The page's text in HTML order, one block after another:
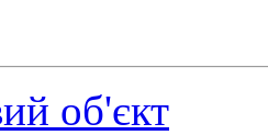
об'єкт